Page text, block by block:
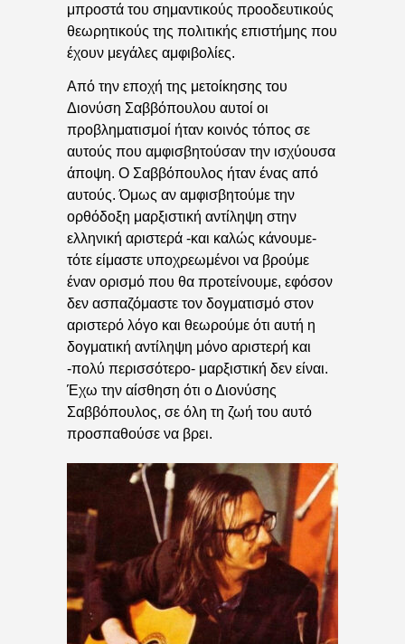
μπροστά του σημαντικούς προοδευτικούς
θεωρητικούς της πολιτικής επιστήμης που
έχουν μεγάλες αμφιβολίες.
Από την εποχή της μετοίκησης του
Διονύση Σαββόπουλου αυτοί οι
προβληματισμοί ήταν κοινός τόπος σε
αυτούς που αμφισβητούσαν την ισχύουσα
άποψη. Ο Σαββόπουλος ήταν ένας από
αυτούς. Όμως αν αμφισβητούμε την
ορθόδοξη μαρξιστική αντίληψη στην
ελληνική αριστερά -και καλώς κάνουμε-
τότε είμαστε υποχρεωμένοι να βρούμε
έναν ορισμό που θα προτείνουμε, εφόσον
δεν ασπαζόμαστε τον δογματισμό στον
αριστερό λόγο και θεωρούμε ότι αυτή η
δογματική αντίληψη μόνο αριστερή και
-πολύ περισσότερο- μαρξιστική δεν είναι.
Έχω την αίσθηση ότι ο Διονύσης
Σαββόπουλος, σε όλη τη ζωή του αυτό
προσπαθούσε να βρει.